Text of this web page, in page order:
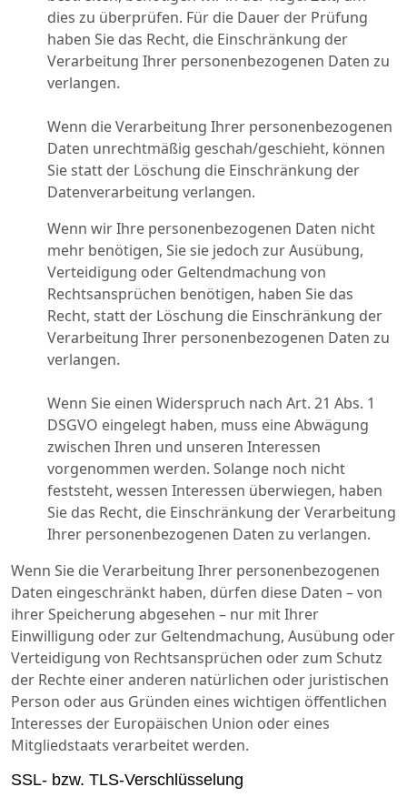
dies zu überprüfen. Für die Dauer der Prüfung
haben Sie das Recht, die Einschränkung der
Verarbeitung Ihrer personenbezogenen Daten zu
verlangen.
Wenn die Verarbeitung Ihrer personenbezogenen
Daten unrechtmäßig geschah/geschieht, können
Sie statt der Löschung die Einschränkung der
Datenverarbeitung verlangen.
Wenn wir Ihre personenbezogenen Daten nicht
mehr benötigen, Sie sie jedoch zur Ausübung,
Verteidigung oder Geltendmachung von
Rechtsansprüchen benötigen, haben Sie das
Recht, statt der Löschung die Einschränkung der
Verarbeitung Ihrer personenbezogenen Daten zu
verlangen.
Wenn Sie einen Widerspruch nach Art. 21 Abs. 1
DSGVO eingelegt haben, muss eine Abwägung
zwischen Ihren und unseren Interessen
vorgenommen werden. Solange noch nicht
feststeht, wessen Interessen überwiegen, haben
Sie das Recht, die Einschränkung der Verarbeitung
Ihrer personenbezogenen Daten zu verlangen.
Wenn Sie die Verarbeitung Ihrer personenbezogenen
Daten eingeschränkt haben, dürfen diese Daten – von
ihrer Speicherung abgesehen – nur mit Ihrer
Einwilligung oder zur Geltendmachung, Ausübung oder
Verteidigung von Rechtsansprüchen oder zum Schutz
der Rechte einer anderen natürlichen oder juristischen
Person oder aus Gründen eines wichtigen öffentlichen
Interesses der Europäischen Union oder eines
Mitgliedstaats verarbeitet werden.
SSL- bzw. TLS-Verschlüsselung